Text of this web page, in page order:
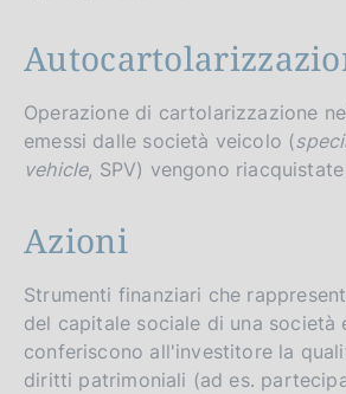
Operazione di cartolarizzazione
emessi dalle società veicolo (
vehicle, SPV) vengono
Azioni
Strumenti finanziari che
del capitale sociale di una società
conferiscono all'investitore la
diritti patrimoniali (ad es.